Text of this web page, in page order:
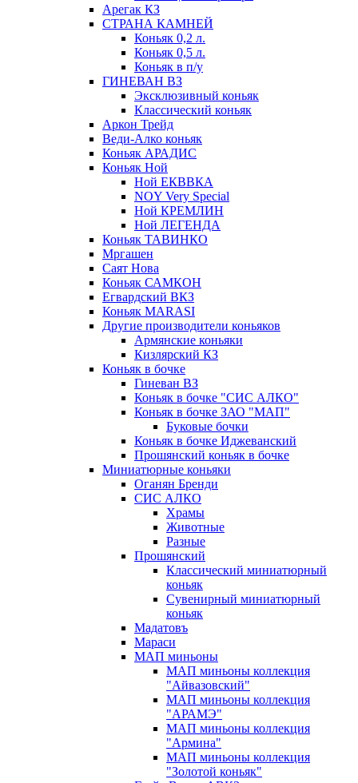
Арегак КЗ
СТРАНА КАМНЕЙ
Коньяк 0,2 л.
Коньяк 0,5 л.
Коньяк в п/у
ГИНЕВАН ВЗ
Эксклюзивный коньяк
Классический коньяк
Аркон Трейд
Веди-Алко коньяк
Коньяк АРАДИС
Коньяк Ной
Ной ЕКВВКА
NOY Very Special
Ной КРЕМЛИН
Ной ЛЕГЕНДА
Коньяк ТАВИНКО
Мргашен
Саят Нова
Коньяк САМКОН
Егвардский ВКЗ
Коньяк MARASI
Другие производители коньяков
Армянские коньяки
Кизлярский КЗ
Коньяк в бочке
Гиневан ВЗ
Коньяк в бочке "СИС АЛКО"
Коньяк в бочке ЗАО "МАП"
Буковые бочки
Коньяк в бочке Иджеванский
Прошянский коньяк в бочке
Миниатюрные коньяки
Оганян Бренди
СИС АЛКО
Храмы
Животные
Разные
Прошянский
Классический миниатюрный
коньяк
Сувенирный миниатюрный
коньяк
Мадатовъ
Мараси
МАП миньоны
МАП миньоны коллекция
"Айвазовский"
МАП миньоны коллекция
"АРАМЭ"
МАП миньоны коллекция
"Армина"
МАП миньоны коллекция
"Золотой коньяк"